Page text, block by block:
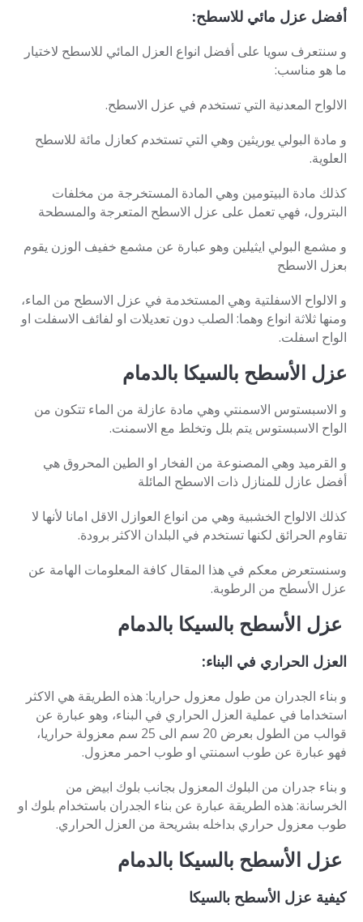
أفضل عزل مائي للاسطح:
و سنتعرف سويا على أفضل انواع العزل المائي للاسطح لاختيار
ما هو مناسب:
الالواح المعدنية التي تستخدم في عزل الاسطح.
و مادة البولي يوريثين وهي التي تستخدم كعازل مائة للاسطح
العلوية.
كذلك مادة البيتومين وهي المادة المستخرجة من مخلفات
البترول، فهي تعمل على عزل الاسطح المتعرجة والمسطحة
و مشمع البولي ايثيلين وهو عبارة عن مشمع خفيف الوزن يقوم
بعزل الاسطح
و الالواح الاسفلتية وهي المستخدمة في عزل الاسطح من الماء،
ومنها ثلاثة انواع وهما: الصلب دون تعديلات او لفائف الاسفلت او
الواح اسفلت.
عزل الأسطح بالسيكا بالدمام
و الاسبستوس الاسمنتي وهي مادة عازلة من الماء تتكون من
الواح الاسبستوس يتم بلل وتخلط مع الاسمنت.
و القرميد وهي المصنوعة من الفخار او الطين المحروق هي
أفضل عازل للمنازل ذات الاسطح المائلة
كذلك الالواح الخشبية وهي من انواع العوازل الاقل امانا لأنها لا
تقاوم الحرائق لكنها تستخدم في البلدان الاكثر برودة.
وسنستعرض معكم في هذا المقال كافة المعلومات الهامة عن
عزل الأسطح من الرطوبة.
عزل الأسطح بالسيكا بالدمام
العزل الحراري في البناء:
و بناء الجدران من طول معزول حراريا: هذه الطريقة هي الاكثر
استخداما في عملية العزل الحراري في البناء، وهو عبارة عن
قوالب من الطول بعرض 20 سم الى 25 سم معزولة حراريا،
فهو عبارة عن طوب اسمنتي او طوب احمر معزول.
و بناء جدران من البلوك المعزول بجانب بلوك ابيض من
الخرسانة: هذه الطريقة عبارة عن بناء الجدران باستخدام بلوك او
طوب معزول حراري بداخله بشريحة من العزل الحراري.
عزل الأسطح بالسيكا بالدمام
كيفية عزل الأسطح بالسيكا